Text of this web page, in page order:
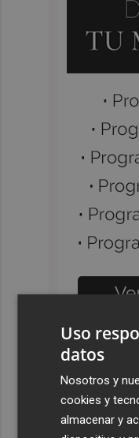
Uso
datos
Nosotros y
cookies y
almacenar y